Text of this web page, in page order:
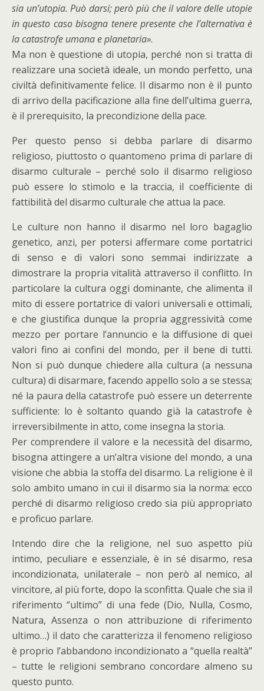
sia un’utopia. Può darsi; però più che il valore delle utopie
in questo caso bisogna tenere presente che l’alternativa è
la catastrofe umana e planetaria».
Ma non è questione di utopia, perché non si tratta di
realizzare una società ideale, un mondo perfetto, una
civiltà definitivamente felice. Il disarmo non è il punto
di arrivo della pacificazione alla fine dell’ultima guerra,
è il prerequisito, la precondizione della pace.
Per questo penso si debba parlare di disarmo
religioso, piuttosto o quantomeno prima di parlare di
disarmo culturale – perché solo il disarmo religioso
può essere lo stimolo e la traccia, il coefficiente di
fattibilità del disarmo culturale che attua la pace.
Le culture non hanno il disarmo nel loro bagaglio
genetico, anzi, per potersi affermare come portatrici
di senso e di valori sono semmai indirizzate a
dimostrare la propria vitalità attraverso il conflitto. In
particolare la cultura oggi dominante, che alimenta il
mito di essere portatrice di valori universali e ottimali,
e che giustifica dunque la propria aggressività come
mezzo per portare l’annuncio e la diffusione di quei
valori fino ai confini del mondo, per il bene di tutti.
Non si può dunque chiedere alla cultura (a nessuna
cultura) di disarmare, facendo appello solo a se stessa;
né la paura della catastrofe può essere un deterrente
sufficiente: lo è soltanto quando già la catastrofe è
irreversibilmente in atto, come insegna la storia.
Per comprendere il valore e la necessità del disarmo,
bisogna attingere a un’altra visione del mondo, a una
visione che abbia la stoffa del disarmo. La religione è il
solo ambito umano in cui il disarmo sia la norma: ecco
perché di disarmo religioso credo sia più appropriato
e proficuo parlare.
Intendo dire che la religione, nel suo aspetto più
intimo, peculiare e essenziale, è in sé disarmo, resa
incondizionata, unilaterale – non però al nemico, al
vincitore, al più forte, dopo la sconfitta. Quale che sia il
riferimento “ultimo” di una fede (Dio, Nulla, Cosmo,
Natura, Assenza o non attribuzione di riferimento
ultimo…) il dato che caratterizza il fenomeno religioso
è proprio l’abbandono incondizionato a “quella realtà”
– tutte le religioni sembrano concordare almeno su
questo punto.